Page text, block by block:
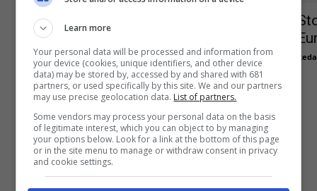
Pro e contro del salario minimo:
una visione critica
Redazione - 18 Febbraio 2025 0
Learn more
Your personal data will be processed and information from
your device (cookies, unique identifiers, and other device
data) may be stored by, accessed by and shared with 681
partners, or used specifically by this site. We and our partners
may use precise geolocation data. List of partners.
Some vendors may process your personal data on the basis
of legitimate interest, which you can object to by managing
your options below. Look for a link at the bottom of this page
or in the site menu to manage or withdraw consent in privacy
and cookie settings.